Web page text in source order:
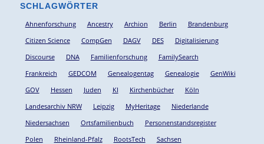
SCHLAGWÖRTER
Ahnenforschung Ancestry Archion Berlin
Brandenburg
Citizen Science
CompGen DAGV DES
Digitalisierung
Discourse
DNA Familienforschung
FamilySearch
Frankreich
GEDCOM Genealogentag Genealogie
GenWiki
GOV
Hessen Juden KI Kirchenbücher
Köln
Landesarchiv NRW
Leipzig MyHeritage
Niederlande
Niedersachsen
Ortsfamilienbuch
Personenstandsregister
Polen
Rheinland-Pfalz RootsTech
Sachsen